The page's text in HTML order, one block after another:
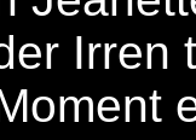
Irren